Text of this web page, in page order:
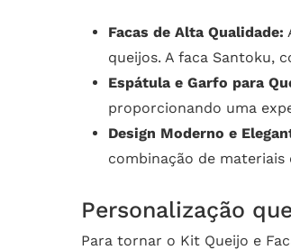
Facas de Alta Qualidade:
queijos. A faca Santoku,
Espátula e Garfo para
proporcionando uma
Design Moderno e
combinação de materiais
Personalização
Para tornar o Kit Queijo e